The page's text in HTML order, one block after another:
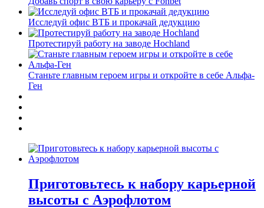
Исследуй офис ВТБ и прокачай дедукцию
Протестируй работу на заводе Hochland
Станьте главным героем игры и откройте в себе Альфа-
Ген
Приготовьтесь к набору карьерной
высоты с Аэрофлотом